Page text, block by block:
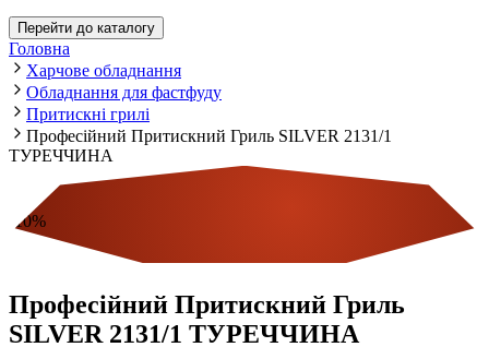
Перейти до каталогу
Головна
Харчове обладнання
Обладнання для фастфуду
Притискні грилі
Професійний Притискний Гриль SILVER 2131/1
ТУРЕЧЧИНА
10%
Професійний Притискний Гриль
SILVER 2131/1 ТУРЕЧЧИНА